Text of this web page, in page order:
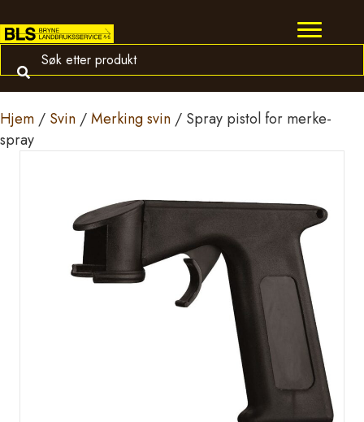
Hjem / Svin /Merking svin / Spray pistol for merke-
spray